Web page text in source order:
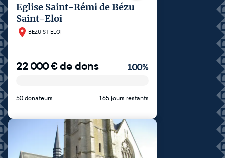
Eglise Saint-Rémi de Bézu
Saint-Eloi
BEZU ST ELOI
22 000€de dons 100%
50 donateurs 165 jours restants